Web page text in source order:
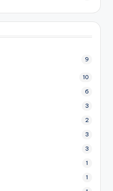
9
10
6
3
2
3
3
1
1